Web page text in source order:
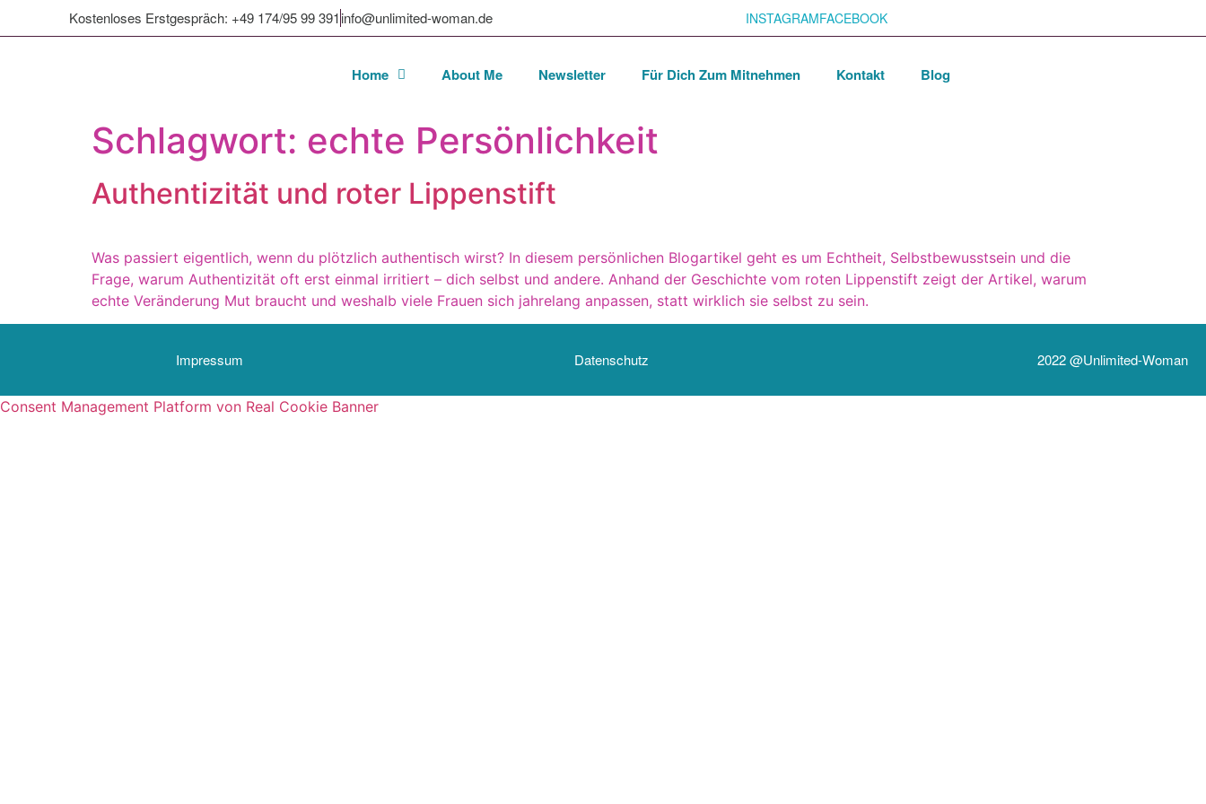
Kostenloses Erstgespräch: +49 174/95 99 391info@unlimited-woman.de INSTAGRAMFACEBOOK
Home About Me Newsletter Für Dich Zum Mitnehmen Kontakt Blog
Schlagwort: echte Persönlichkeit
Authentizität und roter Lippenstift
Was passiert eigentlich, wenn du plötzlich authentisch wirst? In diesem persönlichen Blogartikel geht es um Echtheit, Selbstbewusstsein und die
Frage, warum Authentizität oft erst einmal irritiert – dich selbst und andere. Anhand der Geschichte vom roten Lippenstift zeigt der Artikel, warum
echte Veränderung Mut braucht und weshalb viele Frauen sich jahrelang anpassen, statt wirklich sie selbst zu sein.
Impressum Datenschutz 2022 @unlimited-Woman
Consent Management Platform von Real Cookie Banner